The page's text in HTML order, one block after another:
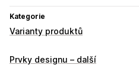
Kategorie
Varianty produktů
Přizpůsobení
Prvky designu – další